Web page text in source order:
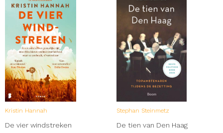
Kristin Hannah
De vier windstreken
Stephan Steinmetz
De tien van Den Haag